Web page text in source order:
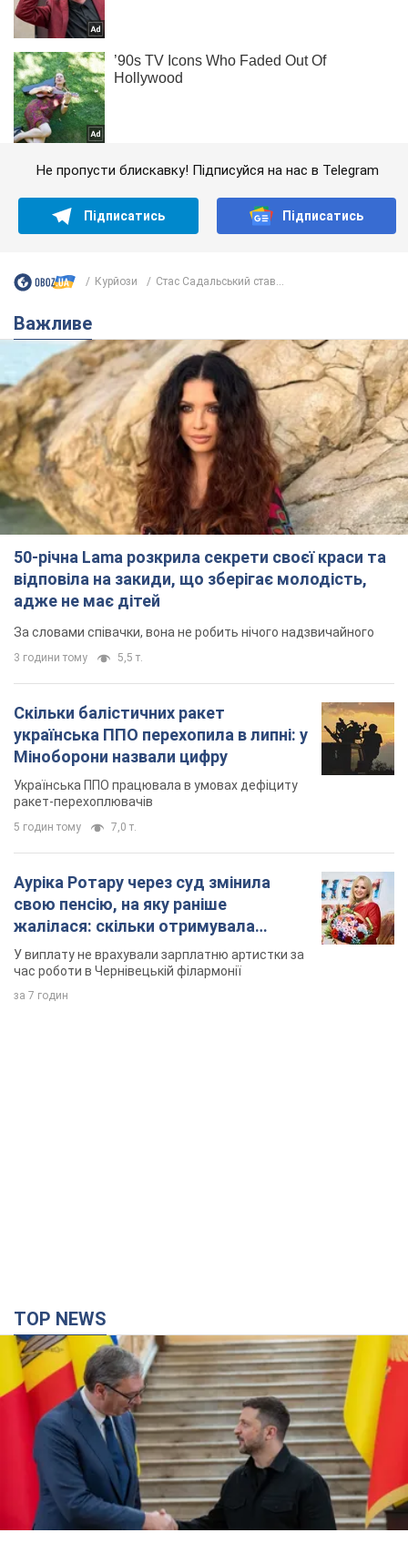
Не пропусти блискавку! Підписуйся на нас в Telegram
Підписатись Підписатись
Курйози Стас Садальський став...
Важливе
50-річна Lama розкрила секрети своєї краси та
відповіла на закиди, що зберігає молодість,
адже не має дітей
За словами співачки, вона не робить нічого надзвичайного
3 години тому 5,5 т.
Скільки балістичних ракет
українська ППО перехопила в липні: у
Міноборони назвали цифру
Українська ППО працювала в умовах дефіциту
ракет-перехоплювачів
5 годин тому 7,0 т.
Ауріка Ротару через суд змінила
свою пенсію, на яку раніше
жалілася: скільки отримувала
співачка
У виплату не врахували зарплатню артистки за
час роботи в Чернівецькій філармонії
за 7 годин
TOP NEWS